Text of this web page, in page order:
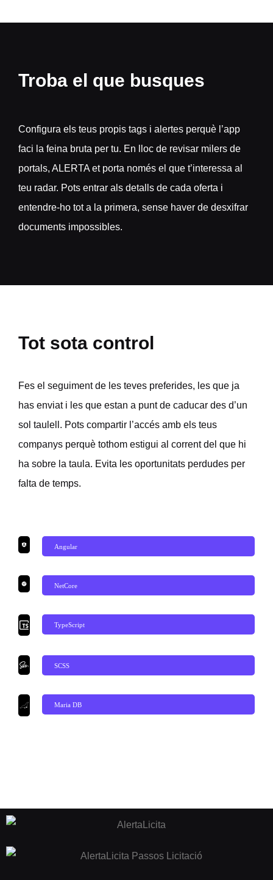
Troba el que busques
Configura els teus propis tags i alertes perquè l’app
faci la feina bruta per tu. En lloc de revisar milers de
portals, ALERTA et porta només el que t’interessa al
teu radar. Pots entrar als detalls de cada oferta i
entendre-ho tot a la primera, sense haver de desxifrar
documents impossibles.
Tot sota control
Fes el seguiment de les teves preferides, les que ja
has enviat i les que estan a punt de caducar des d’un
sol taulell. Pots compartir l’accés amb els teus
companys perquè tothom estigui al corrent del que hi
ha sobre la taula. Evita les oportunitats perdudes per
falta de temps.
Angular
NetCore
TypeScript
SCSS
Maria DB